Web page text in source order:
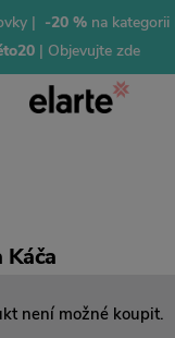
| -20 % na kategorii
| Objevujte zde
Káča
není možné koupit.